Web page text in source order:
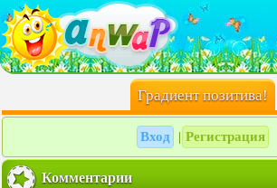
Градиент позитива!
Вход Регистрация
Комментарии